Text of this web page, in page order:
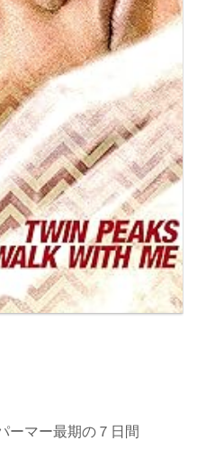
マー最期の７日間